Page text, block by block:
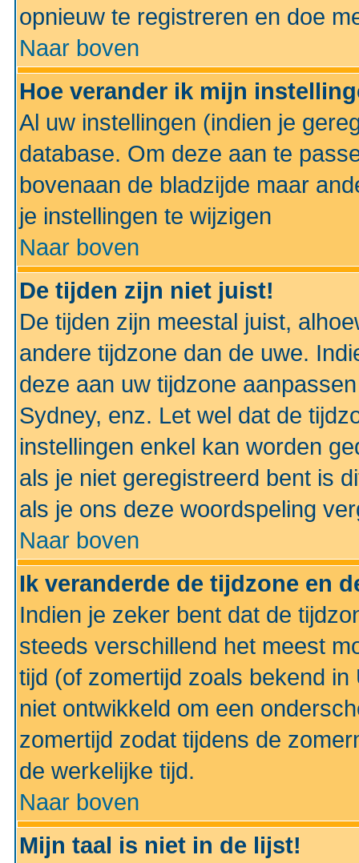
opnieuw te registreren en doe
Naar boven
Hoe verander ik mijn
Al uw instellingen (indien je
database. Om deze aan te
bovenaan de bladzijde maar
je instellingen te wijzigen
Naar boven
De tijden zijn niet juist!
De tijden zijn meestal juist,
andere tijdzone dan de uwe.
deze aan uw tijdzone
Sydney, enz. Let wel dat de
instellingen enkel kan worden
als je niet geregistreerd bent is
als je ons deze woordspeling
Naar boven
Ik veranderde de tijdzone en
Indien je zeker bent dat de
steeds verschillend het meest
tijd (of zomertijd zoals bekend
niet ontwikkeld om een
zomertijd zodat tijdens de
de werkelijke tijd.
Naar boven
Mijn taal is niet in de lijst!